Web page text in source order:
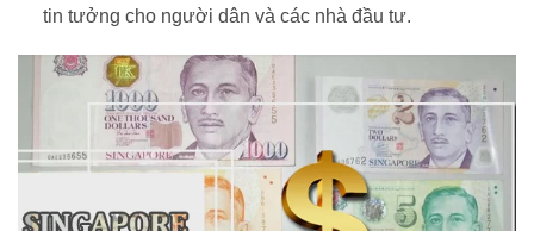
tin tưởng cho người dân và các nhà đầu tư.